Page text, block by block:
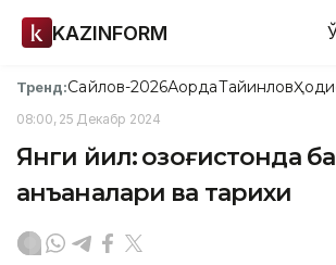
KAZINFORM
Тренд:Сайлов-2026АқордаТайинлов
08:00, 25 Декабр 2024
Янги йил: Қозоғистонда
анъаналари ва тарихи